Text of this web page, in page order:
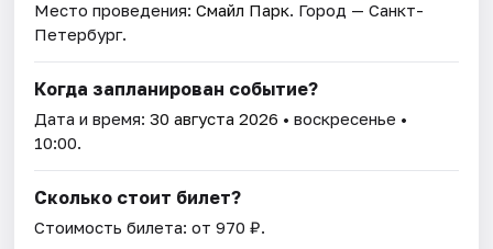
Место проведения:Смайл Парк. Город — Санкт-
Петербург.
Когда запланирован событие?
Дата и время:30 августа 2026 • воскресенье •
10:00.
Сколько стоит билет?
Стоимость билета: от 970 ₽.